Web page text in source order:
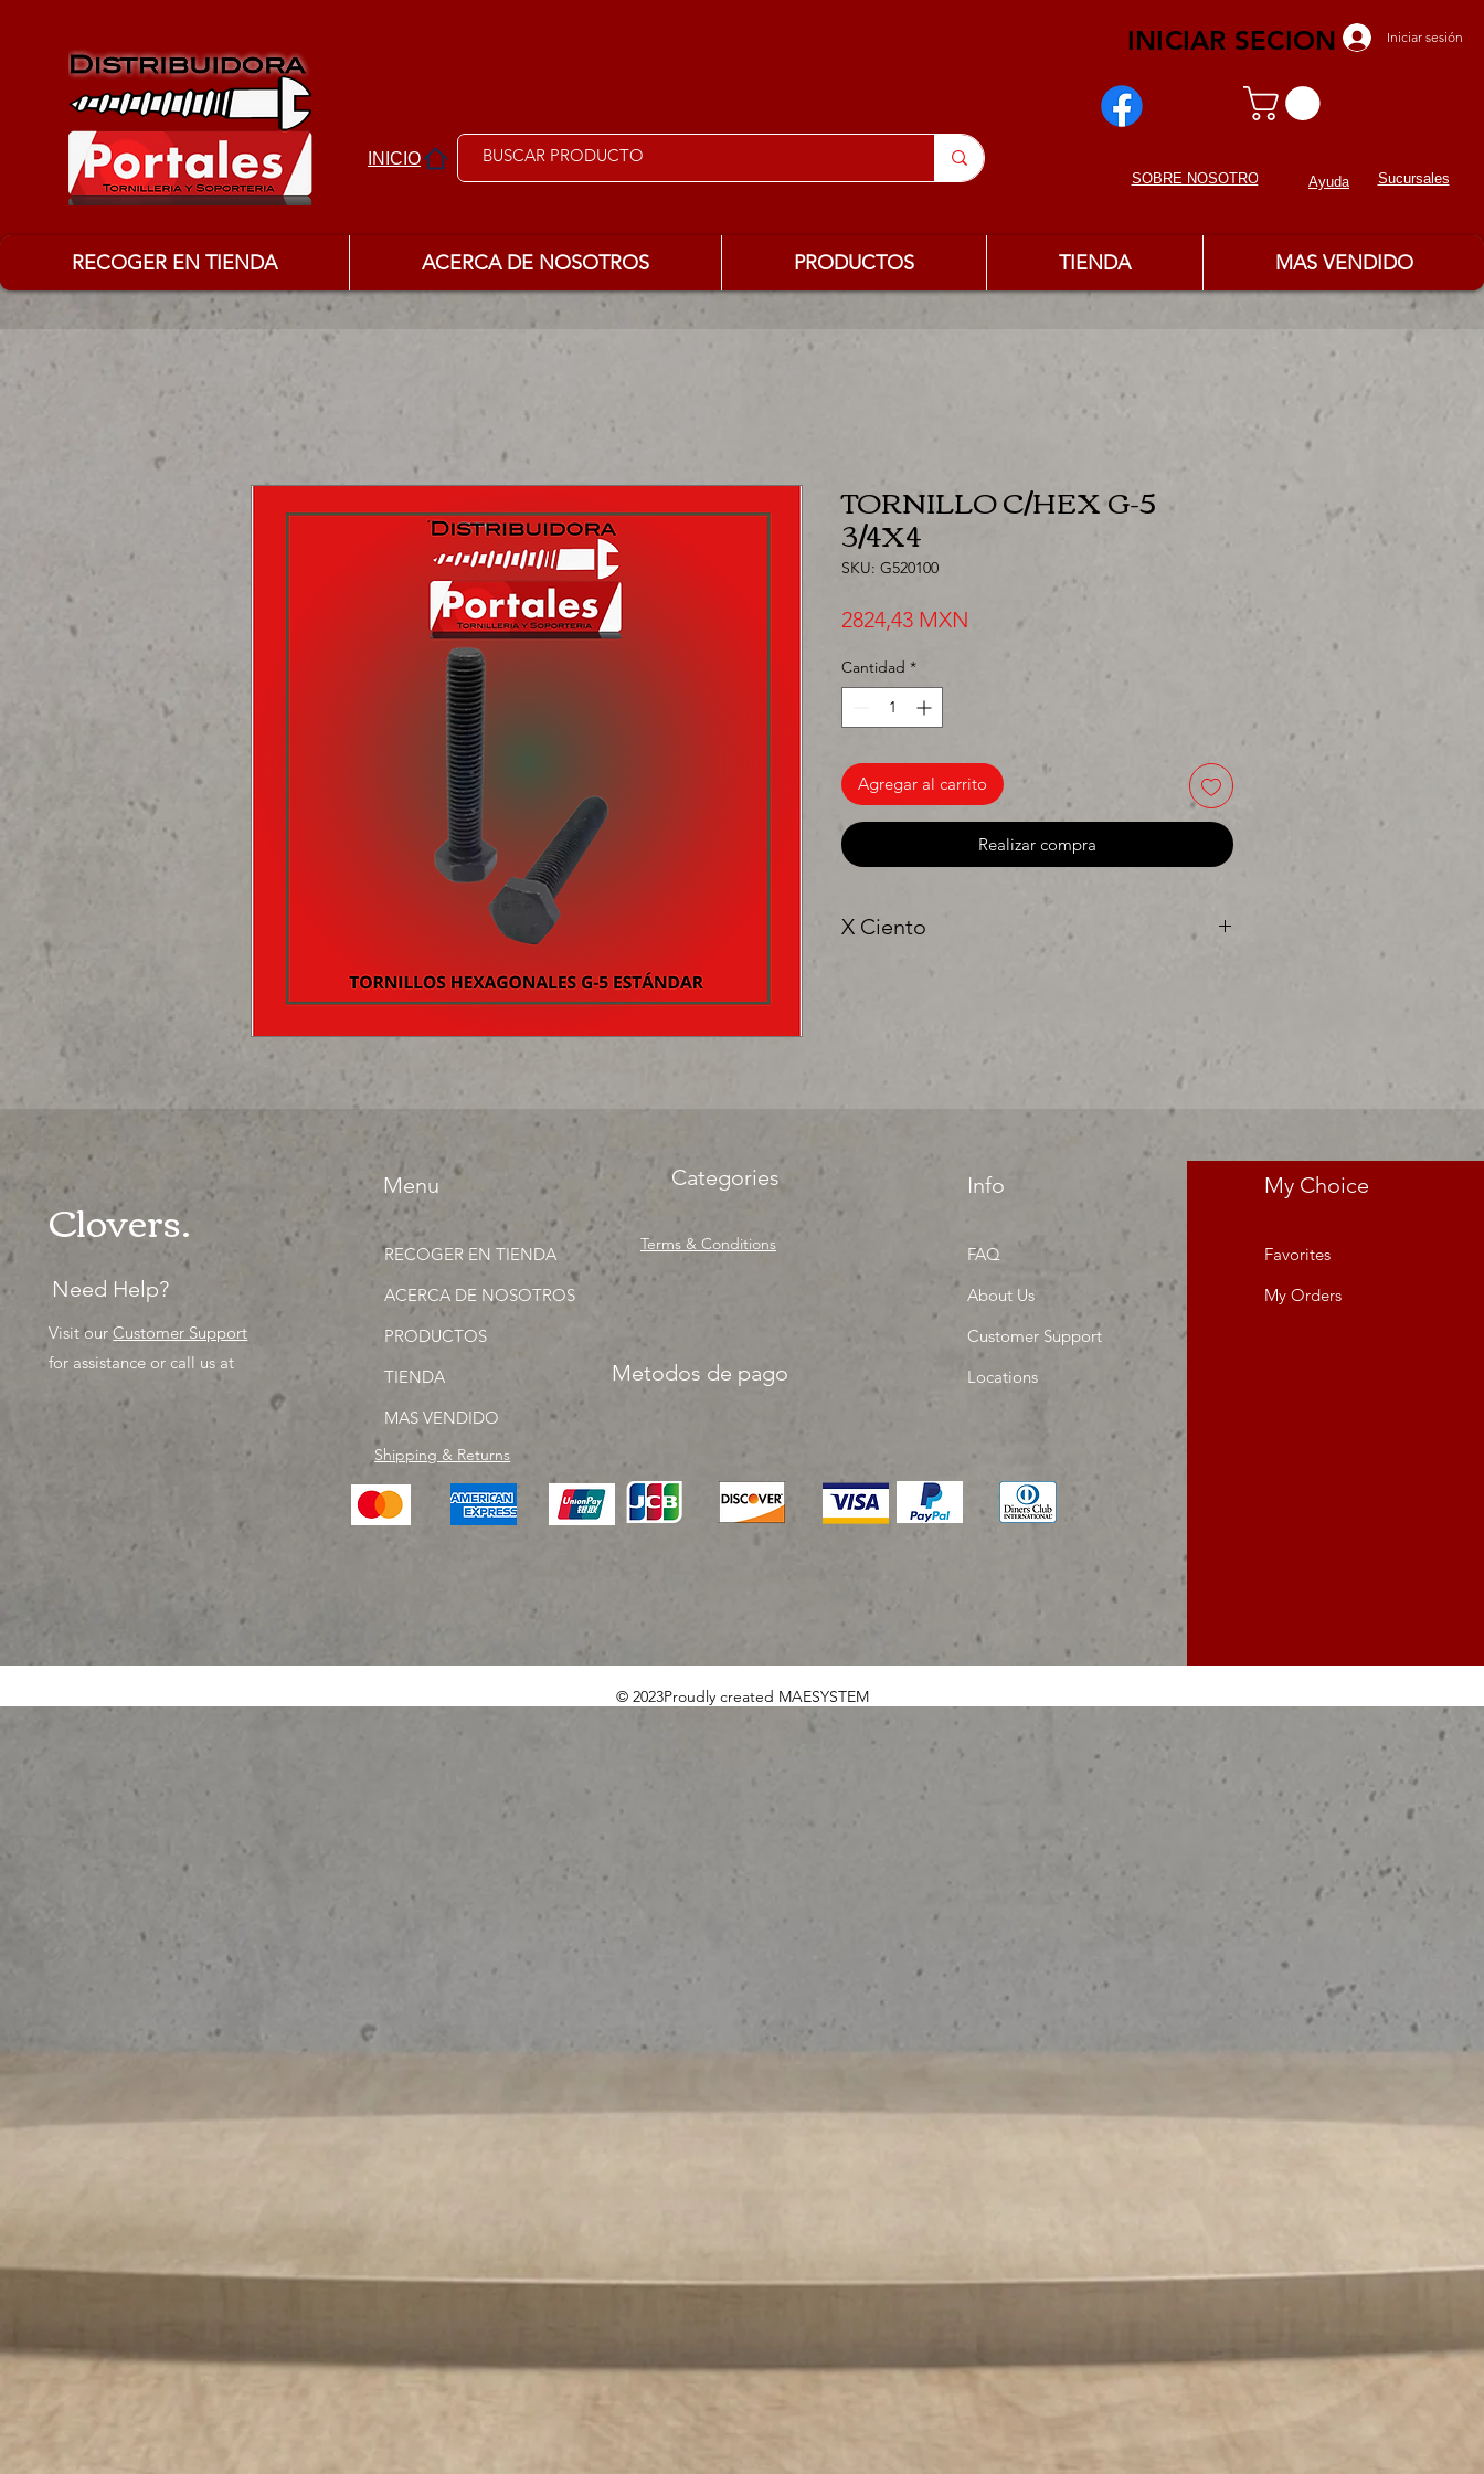
INICIO
Iniciar sesión
INICIAR SECION
SOBRE NOSOTROS Ayuda Sucursales
RECOGER EN TIENDA ACERCA DE NOSOTROS PRODUCTOS TIENDA MAS VENDIDO
TORNILLO C/HEX G-5
3/4X4
SKU: G520100
2824,43 MXN Precio
Cantidad *
Agregar al carrito
Realizar compra
X Ciento
Clovers.
Need Help?
Visit ourCustomer Support
for assistance or call us at
Menu
RECOGER EN TIENDA
ACERCA DE NOSOTROS
PRODUCTOS
TIENDA
MAS VENDIDO
Shipping & Returns
Categories
Terms & Conditions
Info
FAQ
About Us
Customer Support
Locations
My Choice
Favorites
My Orders
Metodos de pago
© 2023Proudly created MAESYSTEM